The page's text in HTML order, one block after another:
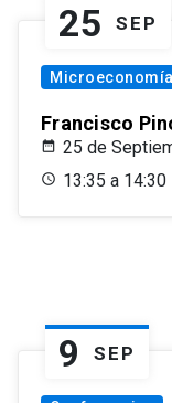
25 SEP
Francisco
25 de
13:35 a 14:30
9 SEP